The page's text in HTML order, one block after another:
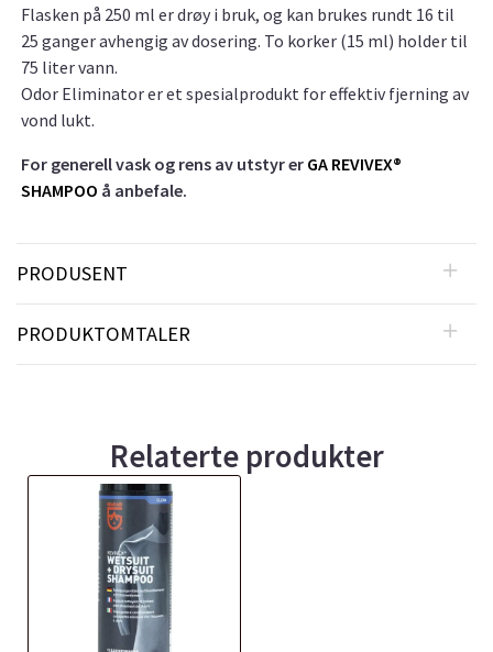
Flasken på 250 ml er drøy i bruk, og kan brukes rundt 16 til
25 ganger avhengig av dosering. To korker (15 ml) holder til
75 liter vann.
Odor Eliminator er et spesialprodukt for effektiv fjerning av
vond lukt.
For generell vask og rens av utstyr er GA REVIVEX®
SHAMPOO å anbefale.
PRODUSENT
PRODUKTOMTALER
Relaterte produkter